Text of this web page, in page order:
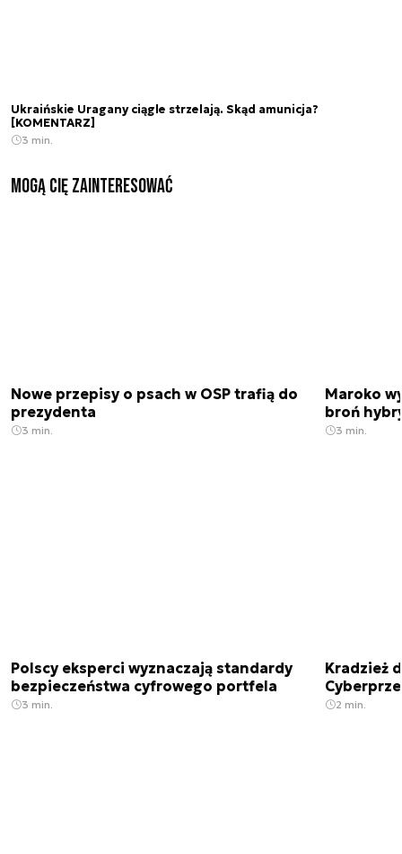
Ukraińskie Uragany ciągle strzelają. Skąd amunicja?
[KOMENTARZ]
3 min.
Mogą Cię zainteresować
Nowe przepisy o psach w OSP trafią do
prezydenta
3 min.
Maroko
broń
3 min.
Polscy eksperci wyznaczają standardy
bezpieczeństwa cyfrowego portfela
3 min.
Kradzież
2 min.